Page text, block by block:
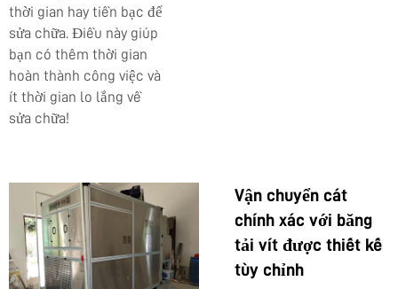
thời gian hay tiền bạc để
sửa chữa. Điều này giúp
bạn có thêm thời gian
hoàn thành công việc và
ít thời gian lo lắng về
sửa chữa!
Vận chuyển cát
chính xác với băng
tải vít được thiết kế
tùy chỉnh